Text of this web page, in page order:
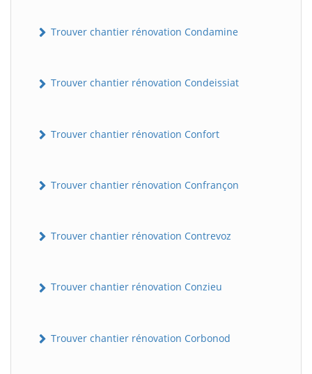
Trouver chantier rénovation Condamine
Trouver chantier rénovation Condeissiat
Trouver chantier rénovation Confort
Trouver chantier rénovation Confrançon
Trouver chantier rénovation Contrevoz
Trouver chantier rénovation Conzieu
Trouver chantier rénovation Corbonod
B Assistant en ligne